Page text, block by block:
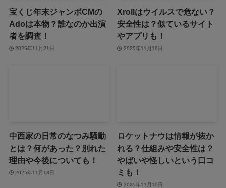
宝くじ年末ジャンボCMの
Adoは本物？誰なのか出演
者を調査！
2025年11月21日
Xrollはウイルスで危ない？
安全性は？似ているサイト
やアプリも！
2025年11月19日
中西家の日常のなつみ騒動
とは？何があった？別れた
理由や今後についても！
2025年11月13日
ロケットナウは情報が抜か
れる？仕組みや安全性は？
やばいや怪しいという口コ
ミも！
2025年11月10日